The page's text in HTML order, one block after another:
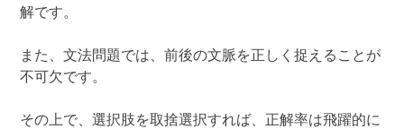
解です。
また、文法問題では、前後の文脈を正しく捉えることが
不可欠です。
その上で、選択肢を取捨選択すれば、正解率は飛躍的に